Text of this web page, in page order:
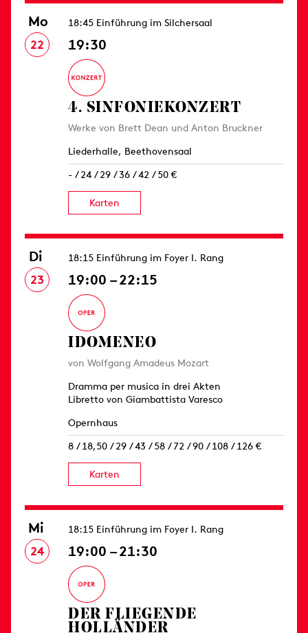
Mo
22
18:45 Einführung im Silchersaal
19:30
4. SINFONIE­KONZERT
Werke von Brett Dean und Anton Bruckner
Liederhalle, Beethovensaal
- / 24 / 29 / 36 / 42 / 50 €
Karten
Di
23
18:15 Einführung im Foyer I. Rang
19:00 – 22:15
IDOMENEO
von Wolfgang Amadeus Mozart
Dramma per musica in drei Akten
Libretto von Giambattista Varesco
Opernhaus
8 / 18,50 / 29 / 43 / 58 / 72 / 90 / 108 / 126 €
Karten
Mi
24
18:15 Einführung im Foyer I. Rang
19:00 – 21:30
DER FLIEGENDE
HOLLÄNDER